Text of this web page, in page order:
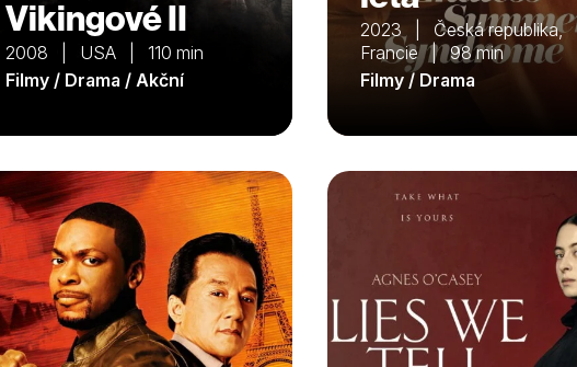
Vikingové II
2008 | USA | 110 min
Filmy / Drama / Akční
2023 | Česká republika,
Francie | 98 min
Filmy / Drama